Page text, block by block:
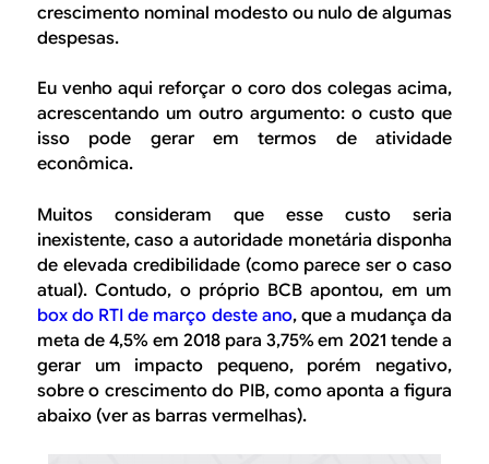
crescimento nominal modesto ou nulo de algumas
despesas.
Eu venho aqui reforçar o coro dos colegas acima,
acrescentando um outro argumento: o custo que
isso pode gerar em termos de atividade
econômica.
Muitos consideram que esse custo seria
inexistente, caso a autoridade monetária disponha
de elevada credibilidade (como parece ser o caso
atual). Contudo, o próprio BCB apontou, em um
box do RTI de março deste ano, que a mudança da
meta de 4,5% em 2018 para 3,75% em 2021 tende a
gerar um impacto pequeno, porém negativo,
sobre o crescimento do PIB, como aponta a figura
abaixo (ver as barras vermelhas).